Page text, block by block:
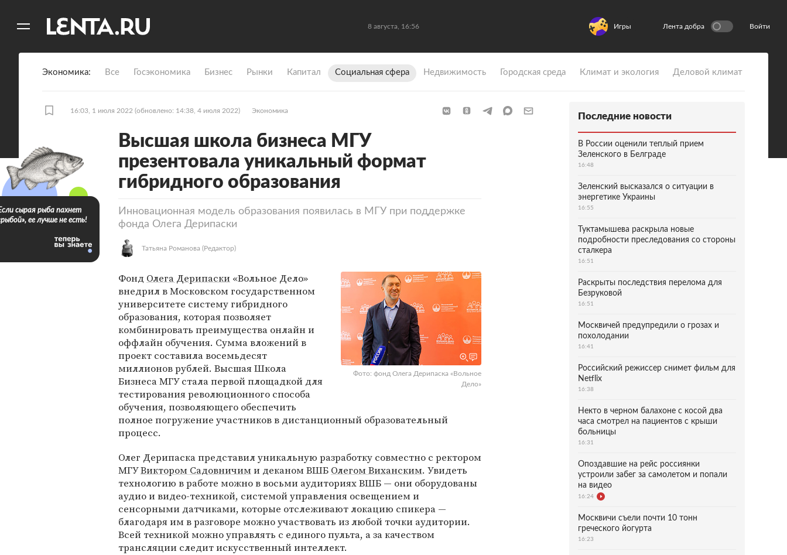
8 августа, 16:56 Игры Лента добра Войти
Экономика Все Госэкономика Бизнес Рынки Капитал Социальная сфера Недвижимость Городская среда Климат и экология Деловой климат
16:03, 1 июля 2022 (обновлено: 14:38, 4 июля 2022) Экономика
Высшая школа бизнеса МГУ
презентовала уникальный формат
гибридного образования
Инновационная модель образования появилась в МГУ при поддержке
фонда Олега Дерипаски
Татьяна Романова (Редактор)
Фото: фонд Олега Дерипаска «Вольное
Дело»
Фонд Олега Дерипаски «Вольное Дело»
внедрил в Московском государственном
университете систему гибридного
образования, которая позволяет
комбинировать преимущества онлайн и
оффлайн обучения. Сумма вложений в
проект составила восемьдесят
миллионов рублей. Высшая Школа
Бизнеса МГУ стала первой площадкой для
тестирования революционного способа
обучения, позволяющего обеспечить
полное погружение участников в дистанционный образовательный
процесс.
Олег Дерипаска представил уникальную разработку совместно с ректором
МГУВиктором Садовничими деканом ВШБ Олегом Виханским. Увидеть
технологию в работе можно в восьми аудиториях ВШБ — они оборудованы
аудио и видео-техникой, системой управления освещением и
сенсорными датчиками, которые отслеживают локацию спикера —
благодаря им в разговоре можно участвовать из любой точки аудитории.
Всей техникой можно управлять с единого пульта, а за качеством
трансляции следит искусственный интеллект.
сырая рыба пахнет
ее лучше не есть!
Последние новости
В России оценили теплый прием
Зеленского в Белграде
16:48
Зеленский высказался о ситуации в
энергетике Украины
16:55
Туктамышева раскрыла новые
подробности преследования со стороны
сталкера
16:51
Раскрыты последствия перелома для
Безруковой
16:51
Москвичей предупредили о грозах и
похолодании
16:41
Российский режиссер снимет фильм для
Netflix
16:38
Некто в черном балахоне с косой два
часа смотрел на пациентов с крыши
больницы
16:31
Опоздавшие на рейс россиянки
устроили забег за самолетом и попали
на видео
16:24
Москвичи съели почти 10 тонн
греческого йогурта
16:23